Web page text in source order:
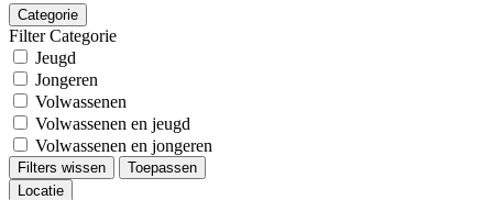
Categorie
Filter Categorie
Jeugd
Jongeren
Volwassenen
Volwassenen en jeugd
Volwassenen en jongeren
Filters wissen
Toepassen
Locatie